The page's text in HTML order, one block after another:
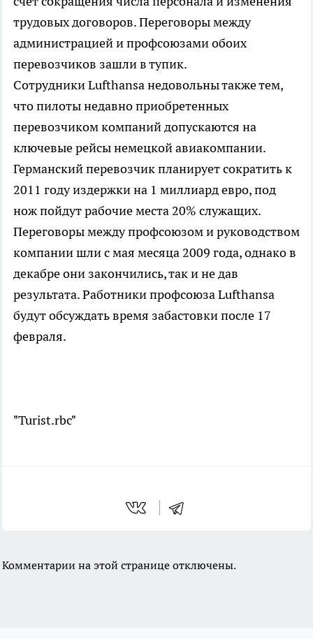
трудовых договоров. Переговоры между
администрацией и профсоюзами обоих
перевозчиков зашли в тупик.
Сотрудники Lufthansa недовольны также тем,
что пилоты недавно приобретенных
перевозчиком компаний допускаются на
ключевые рейсы немецкой авиакомпании.
Германский перевозчик планирует сократить к
2011 году издержки на 1 миллиард евро, под
нож пойдут рабочие места 20% служащих.
Переговоры между профсоюзом и руководством
компании шли с мая месяца 2009 года, однако в
декабре они закончились, так и не дав
результата. Работники профсоюза Lufthansa
будут обсуждать время забастовки после 17
февраля.
"Turist.rbc"
Комментарии на этой странице отключены.